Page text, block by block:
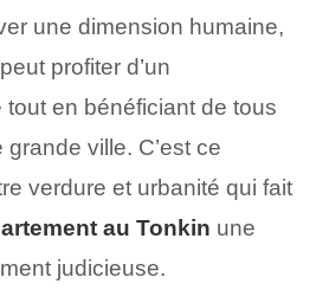
une dimension humaine,
profiter d’un
en bénéficiant de tous
ville. C’est ce
verdure et urbanité qui fait
au Tonkin une
judicieuse.